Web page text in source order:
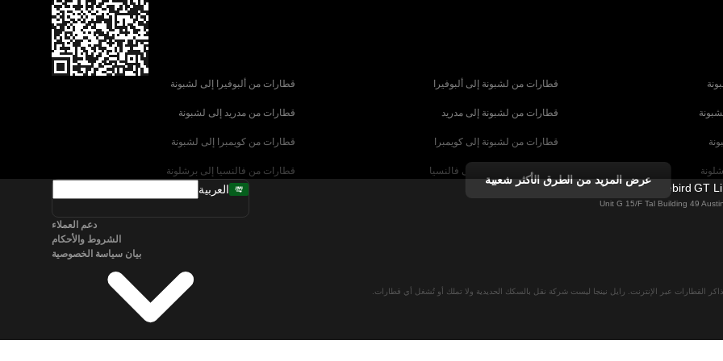
قطارات من لشبونة إلى ألبوفيرا قطارات من ألبوفيرا إلى لشبونة
قطارات من لشبونة إلى مدريد قطارات من مدريد إلى لشبونة
قطارات من لشبونة إلى كويمبرا قطارات من كويمبرا إلى لشبونة
قطارات من برشلونة إلى فالنسيا قطارات من فالنسيا إلى برشلونة
قطارات من إشبيلية إلى برشلونة
قطارات من فيينا إلى سالزبورغ قطارات من سالزبورغ إلى فيينا
عرض المزيد من الطرق الأكثر شعبية
Firebird GT
Unit G 15/F Tal Building 49
القطارات عبر الإنترنت. رايل نينجا ليست شركة نقل بالسكك الحديدية ولا تملك أو تُشغل أي قطارات.
العربية
دعم العملاء
الشروط والأحكام
بيان سياسة الخصوصية